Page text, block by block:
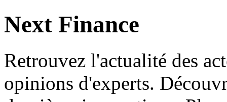
Next Finance
Retrouvez l'actualité des
opinions d'experts.